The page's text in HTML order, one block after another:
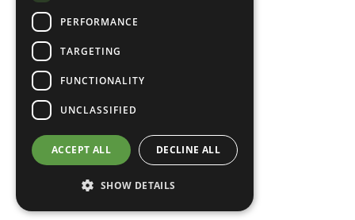
PERFORMANCE
TARGETING
FUNCTIONALITY
UNCLASSIFIED
ACCEPT ALL DECLINE ALL
SHOW DETAILS